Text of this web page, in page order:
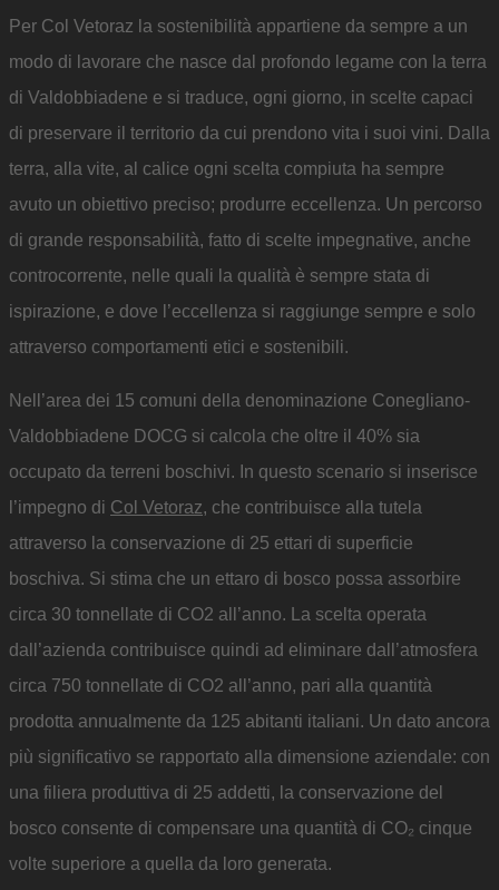
Per Col Vetoraz la sostenibilità appartiene da sempre a un
modo di lavorare che nasce dal profondo legame con la terra
di Valdobbiadene e si traduce, ogni giorno, in scelte capaci
di preservare il territorio da cui prendono vita i suoi vini. Dalla
terra, alla vite, al calice ogni scelta compiuta ha sempre
avuto un obiettivo preciso; produrre eccellenza. Un percorso
di grande responsabilità, fatto di scelte impegnative, anche
controcorrente, nelle quali la qualità è sempre stata di
ispirazione, e dove l’eccellenza si raggiunge sempre e solo
attraverso comportamenti etici e sostenibili.
Nell’area dei 15 comuni della denominazione Conegliano-
Valdobbiadene DOCG si calcola che oltre il 40% sia
occupato da terreni boschivi. In questo scenario si inserisce
l’impegno di Col Vetoraz, che contribuisce alla tutela
attraverso la conservazione di 25 ettari di superficie
boschiva. Si stima che un ettaro di bosco possa assorbire
circa 30 tonnellate di CO2 all’anno. La scelta operata
dall’azienda contribuisce quindi ad eliminare dall’atmosfera
circa 750 tonnellate di CO2 all’anno, pari alla quantità
prodotta annualmente da 125 abitanti italiani. Un dato ancora
più significativo se rapportato alla dimensione aziendale: con
una filiera produttiva di 25 addetti, la conservazione del
bosco consente di compensare una quantità di CO₂ cinque
volte superiore a quella da loro generata.